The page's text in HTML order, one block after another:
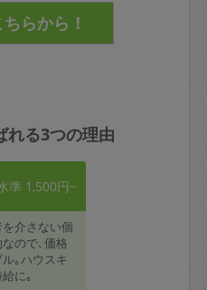
れる3つの理由
準 1,500円~
介さない個
ので､価格
｡ハウスキ
に｡